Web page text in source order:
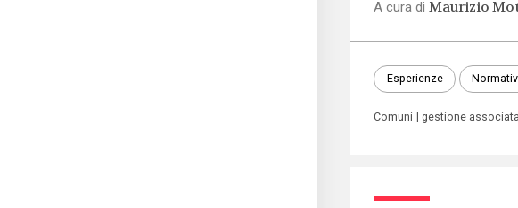
A cura diMaurizio
Esperienze
Comuni gestione associata